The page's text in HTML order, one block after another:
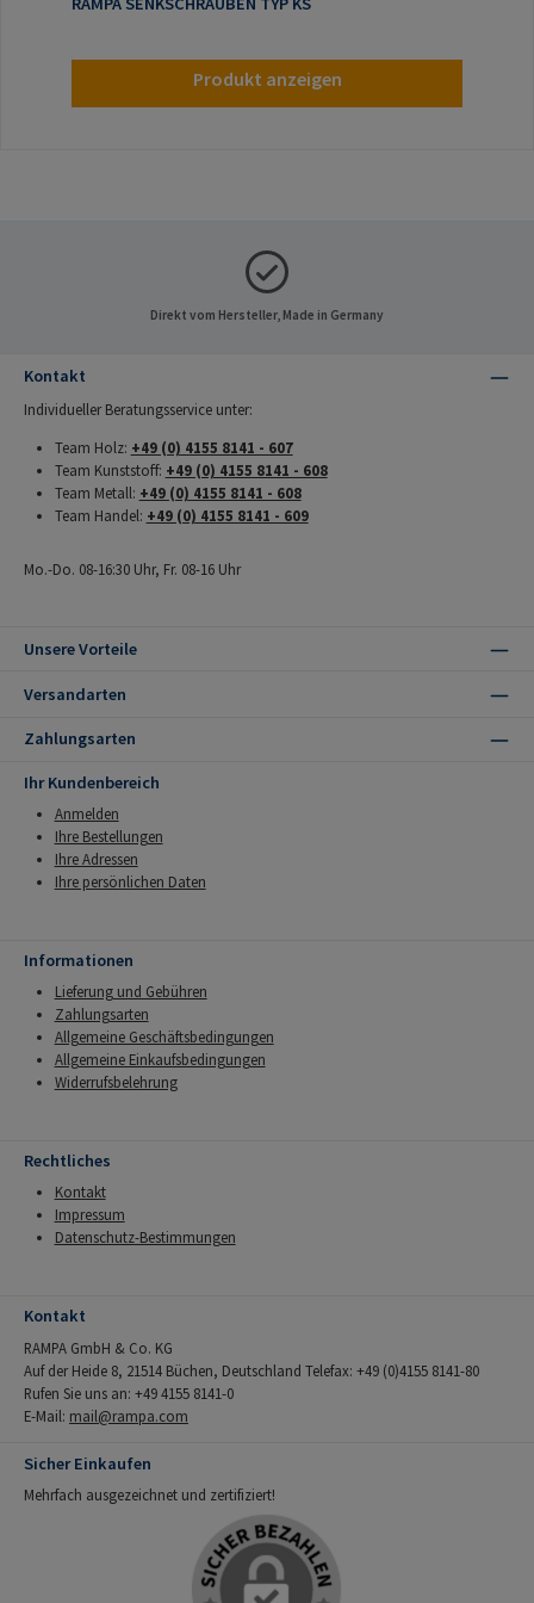
Produkt anzeigen
Direkt vom Hersteller, Made in Germany
Kontakt
Individueller Beratungsservice unter:
Team Holz: +49 (0) 4155 8141 - 607
Team Kunststoff: +49 (0) 4155 8141 - 608
Team Metall: +49 (0) 4155 8141 - 608
Team Handel: +49 (0) 4155 8141 - 609
Mo.-Do. 08-16:30 Uhr, Fr. 08-16 Uhr
Unsere Vorteile
Versandarten
Zahlungsarten
Ihr Kundenbereich
Anmelden
Ihre Bestellungen
Ihre Adressen
Ihre persönlichen Daten
Informationen
Lieferung und Gebühren
Zahlungsarten
Allgemeine Geschäftsbedingungen
Allgemeine Einkaufsbedingungen
Widerrufsbelehrung
Rechtliches
Kontakt
Impressum
Datenschutz-Bestimmungen
Kontakt
RAMPA GmbH & Co. KG
Auf der Heide 8, 21514 Büchen, Deutschland Telefax: +49 (0)4155 8141-80
Rufen Sie uns an: +49 4155 8141-0
E-Mail: mail@rampa.com
Sicher Einkaufen
Mehrfach ausgezeichnet und zertifiziert!